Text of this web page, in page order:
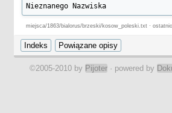
Nieznanego Nazwiska
miejsca/1863/bialorus/brzeski/kosow_poleski.txt ·
©2005-2010 by Pijoter · powered by